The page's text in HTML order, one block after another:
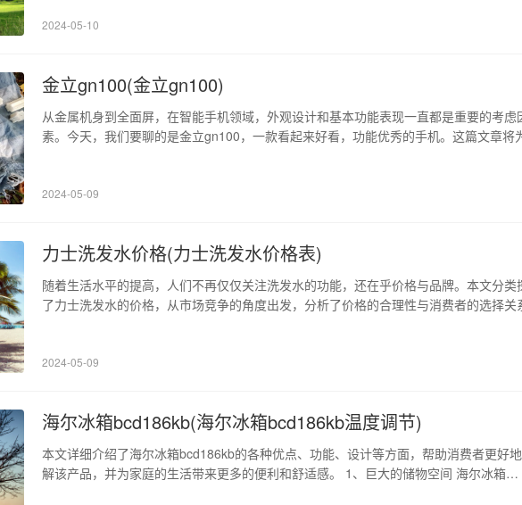
能够满足商务用途。…
2024-05-10
金立gn100(金立gn100)
从金属机身到全面屏，在智能手机领域，外观设计和基本功能表现一直都是重要的考虑
素。今天，我们要聊的是金立gn100，一款看起来好看，功能优秀的手机。这篇文章将
它还配备了一个5英寸高清全面屏…
2024-05-09
力士洗发水价格(力士洗发水价格表)
随着生活水平的提高，人们不再仅仅关注洗发水的功能，还在乎价格与品牌。本文分类
了力士洗发水的价格，从市场竞争的角度出发，分析了价格的合理性与消费者的选择关
清扬等相比，力士洗发水的价格更为亲民。…
2024-05-09
海尔冰箱bcd186kb(海尔冰箱bcd186kb温度调节)
本文详细介绍了海尔冰箱bcd186kb的各种优点、功能、设计等方面，帮助消费者更好
解该产品，并为家庭的生活带来更多的便利和舒适感。 1、巨大的储物空间 海尔冰箱